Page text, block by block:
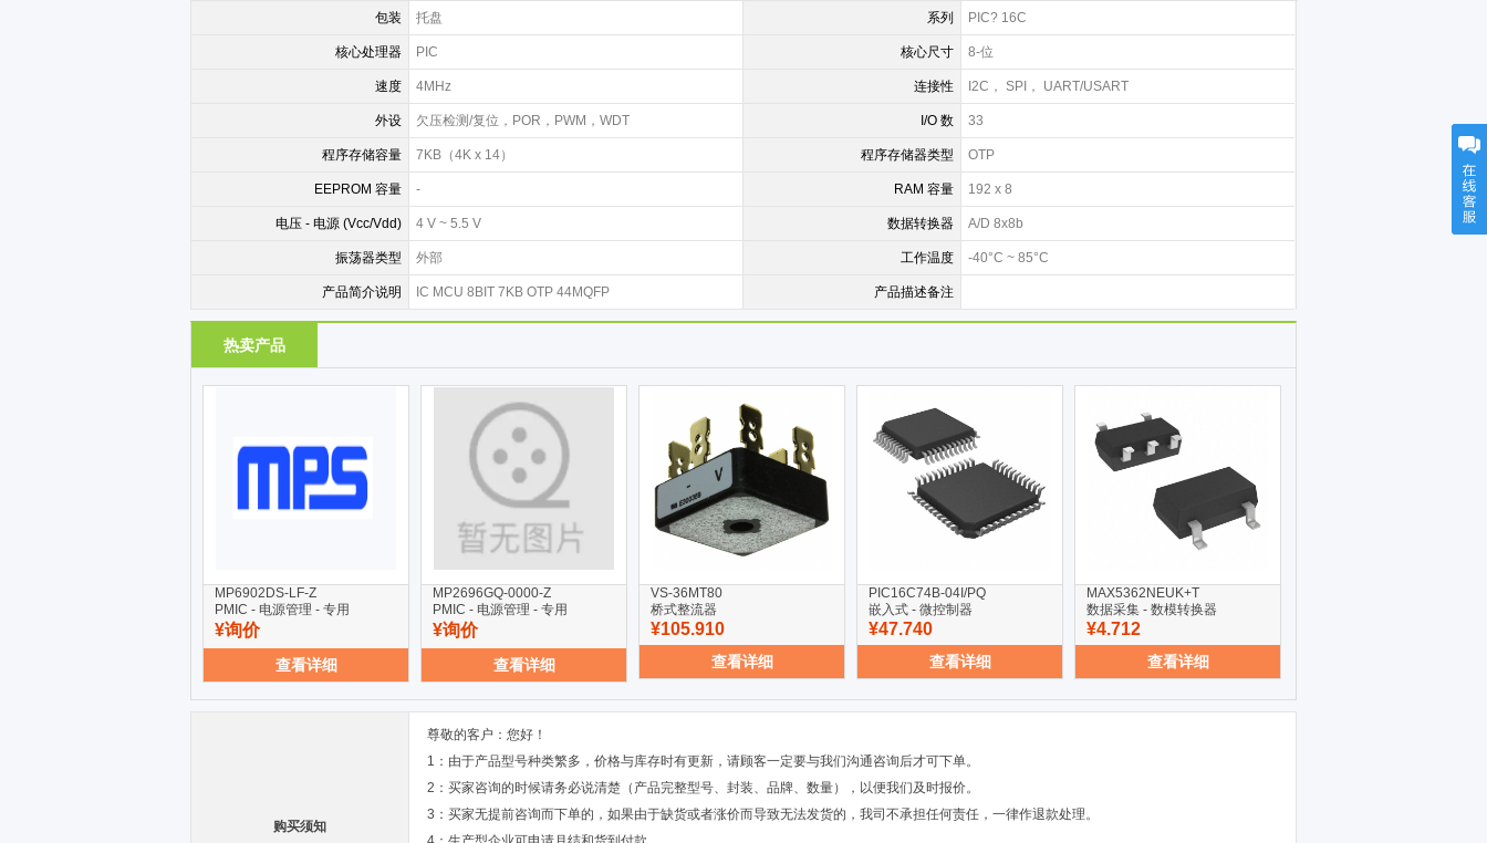
包装 托盘 系列 PIC? 16C
核心处理器 PIC 核心尺寸 8-位
速度 4MHz 连接性 I2C， SPI， UART/USART
外设 欠压检测/复位，POR，PWM，WDT I/O 数 33
程序存储容量 7KB（4K x 14） 程序存储器类型 OTP
EEPROM 容量 - RAM 容量 192 x 8
电压 - 电源 (Vcc/Vdd) 4 V ~ 5.5 V 数据转换器 A/D 8x8b
振荡器类型 外部 工作温度 -40°C ~ 85°C
产品简介说明 IC MCU 8BIT 7KB OTP 44MQFP 产品描述备注
热卖产品
MP6902DS-LF-Z
PMIC - 电源管理 - 专用
¥询价
查看详细
MP2696GQ-0000-Z
PMIC - 电源管理 - 专用
¥询价
查看详细
VS-36MT80
桥式整流器
¥105.910
查看详细
PIC16C74B-04I/PQ
嵌入式 - 微控制器
¥47.740
查看详细
MAX5362NEUK+T
数据采集 - 数模转换器
¥4.712
查看详细
购买须知
尊敬的客户：您好！
1：由于产品型号种类繁多，价格与库存时有更新，请顾客一定要与我们沟通咨询后才可下单。
2：买家咨询的时候请务必说清楚（产品完整型号、封装、品牌、数量），以便我们及时报价。
3：买家无提前咨询而下单的，如果由于缺货或者涨价而导致无法发货的，我司不承担任何责任，一律作退款处理。